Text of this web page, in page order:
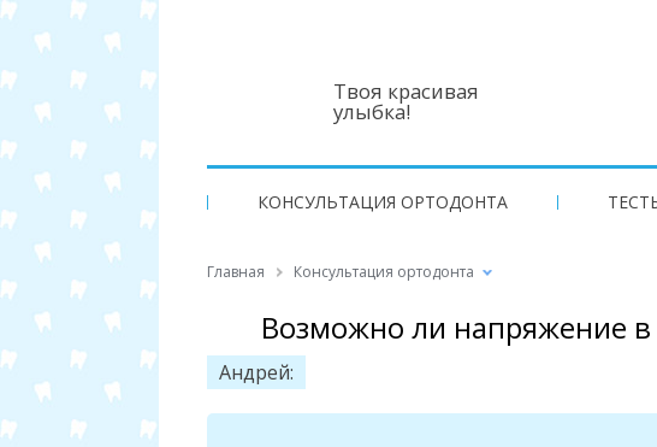
Твоя красивая
улыбка!
КОНСУЛЬТАЦИЯ ОРТОДОНТА
Главная Консультация ортодонта
Возможно ли напряжение в
Андрей: